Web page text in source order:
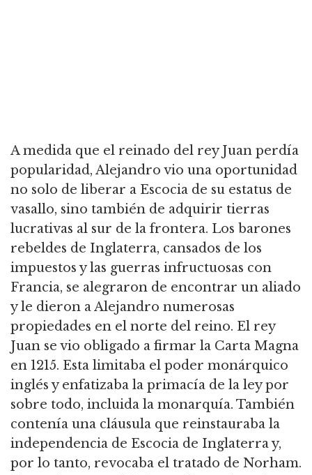
A medida que el reinado del rey Juan perdía
popularidad, Alejandro vio una oportunidad
no solo de liberar a Escocia de su estatus de
vasallo, sino también de adquirir tierras
lucrativas al sur de la frontera. Los barones
rebeldes de Inglaterra, cansados de los
impuestos y las guerras infructuosas con
Francia, se alegraron de encontrar un aliado
y le dieron a Alejandro numerosas
propiedades en el norte del reino. El rey
Juan se vio obligado a firmar la Carta Magna
en 1215. Esta limitaba el poder monárquico
inglés y enfatizaba la primacía de la ley por
sobre todo, incluida la monarquía. También
contenía una cláusula que reinstauraba la
independencia de Escocia de Inglaterra y,
por lo tanto, revocaba el tratado de Norham.